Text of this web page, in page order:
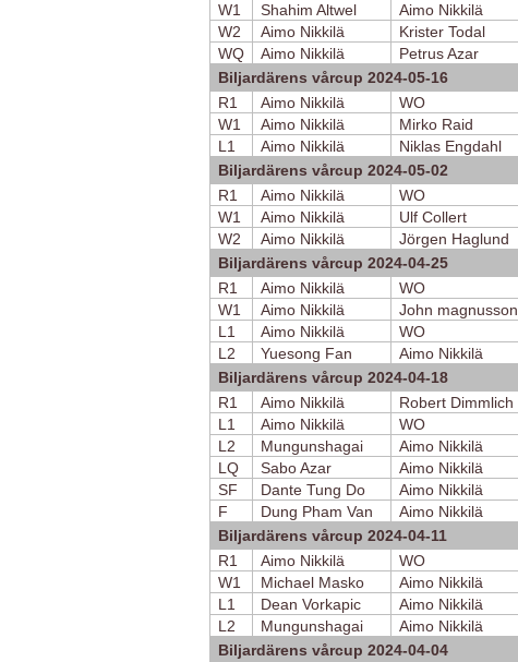
W1
Shahim Altwel Aimo Nikkilä
W2
Aimo Nikkilä Krister Todal
WQ
Aimo Nikkilä Petrus Azar
Biljardärens vårcup 2024-05-16
R1
Aimo Nikkilä WO
W1
Aimo Nikkilä Mirko Raid
L1
Aimo Nikkilä Niklas Engdahl
Biljardärens vårcup 2024-05-02
R1
Aimo Nikkilä WO
W1
Aimo Nikkilä Ulf Collert
W2
Aimo Nikkilä Jörgen Haglund
Biljardärens vårcup 2024-04-25
R1
Aimo Nikkilä WO
W1
Aimo Nikkilä John magnusson
L1
Aimo Nikkilä WO
L2
Yuesong Fan Aimo Nikkilä
Biljardärens vårcup 2024-04-18
R1
Aimo Nikkilä Robert Dimmlich
L1
Aimo Nikkilä WO
L2
Mungunshagai Aimo Nikkilä
LQ
Sabo Azar Aimo Nikkilä
SF
Dante Tung Do Aimo Nikkilä
F
Dung Pham Van Aimo Nikkilä
Biljardärens vårcup 2024-04-11
R1
Aimo Nikkilä WO
W1
Michael Masko Aimo Nikkilä
L1
Dean Vorkapic Aimo Nikkilä
L2
Mungunshagai Aimo Nikkilä
Biljardärens vårcup 2024-04-04